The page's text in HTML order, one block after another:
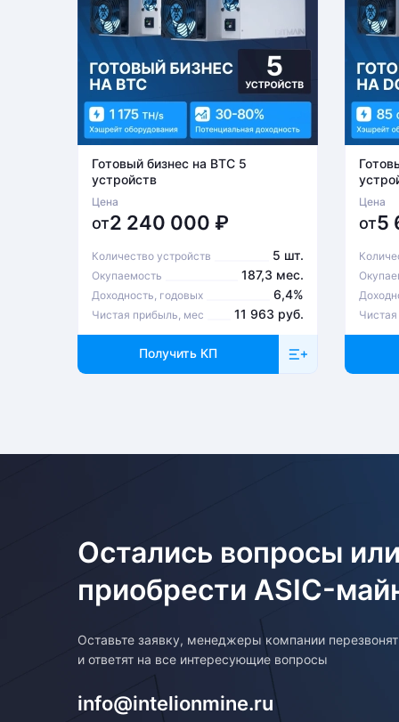
Готовый бизнес на BTC 5
устройств
Цена
от2 240 000 ₽
Количество устройств 5 шт.
Окупаемость 187,3 мес.
Доходность, годовых 6,4%
Чистая прибыль, мес 11 963 руб.
Получить КП
Цена
от5
Остались вопросы
приобрести ASIC-
Оставьте заявку, менеджеры компании
и ответят на все интересующие вопросы
info@intelionmine.ru